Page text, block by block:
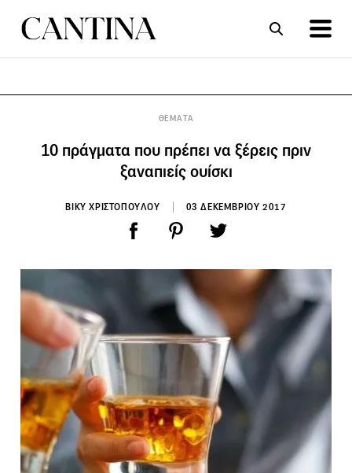
ΘΕΜΑΤΑ
10 πράγματα που πρέπει να ξέρεις πριν
ξαναπιείς ουίσκι
ΒΙΚΥ ΧΡΙΣΤΟΠΟΥΛΟΥ 03 ΔΕΚΕΜΒΡΙΟΥ 2017